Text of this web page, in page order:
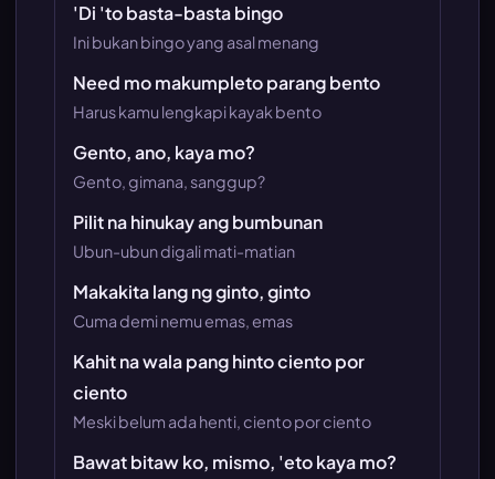
'Di 'to basta-basta bingo
Ini bukan bingo yang asal menang
Need mo makumpleto parang bento
Harus kamu lengkapi kayak bento
Gento, ano, kaya mo?
Gento, gimana, sanggup?
Pilit na hinukay ang bumbunan
Ubun-ubun digali mati-matian
Makakita lang ng ginto, ginto
Cuma demi nemu emas, emas
Kahit na wala pang hinto ciento por
ciento
Meski belum ada henti, ciento por ciento
Bawat bitaw ko, mismo, 'eto kaya mo?